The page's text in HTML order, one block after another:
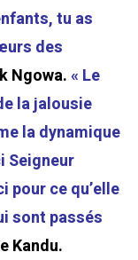
tu as
des
Ngowa.« Le
la jalousie
la dynamique
Seigneur
pour ce qu’elle
sont passés
Kandu.